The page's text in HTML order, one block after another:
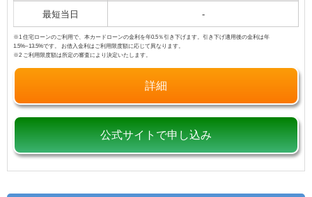
11
カードローン申し込み時に在宅確認の電話連絡を避け
られないケース
12
カードローン利用時に在宅確認の電話連絡が勤務先に
バレないための対処法
在宅確認の電話連絡が勤務先にバレないための
対処法1：あらかじめ職場に伝えておく
在宅確認の電話連絡が勤務先にバレないための
12.3
在宅確認の電話連絡が勤務先にバレないための
最短当日 -
※1 住宅ローンのご利用で、本カードローンの金利を年0.5％引き下げます。引き下げ適用後の金利は年
1.5%~13.5%です。 お借入金利はご利用限度額に応じて異なります。
※2 ご利用限度額は所定の審査により決定いたします。
詳細
公式サイトで申し込み